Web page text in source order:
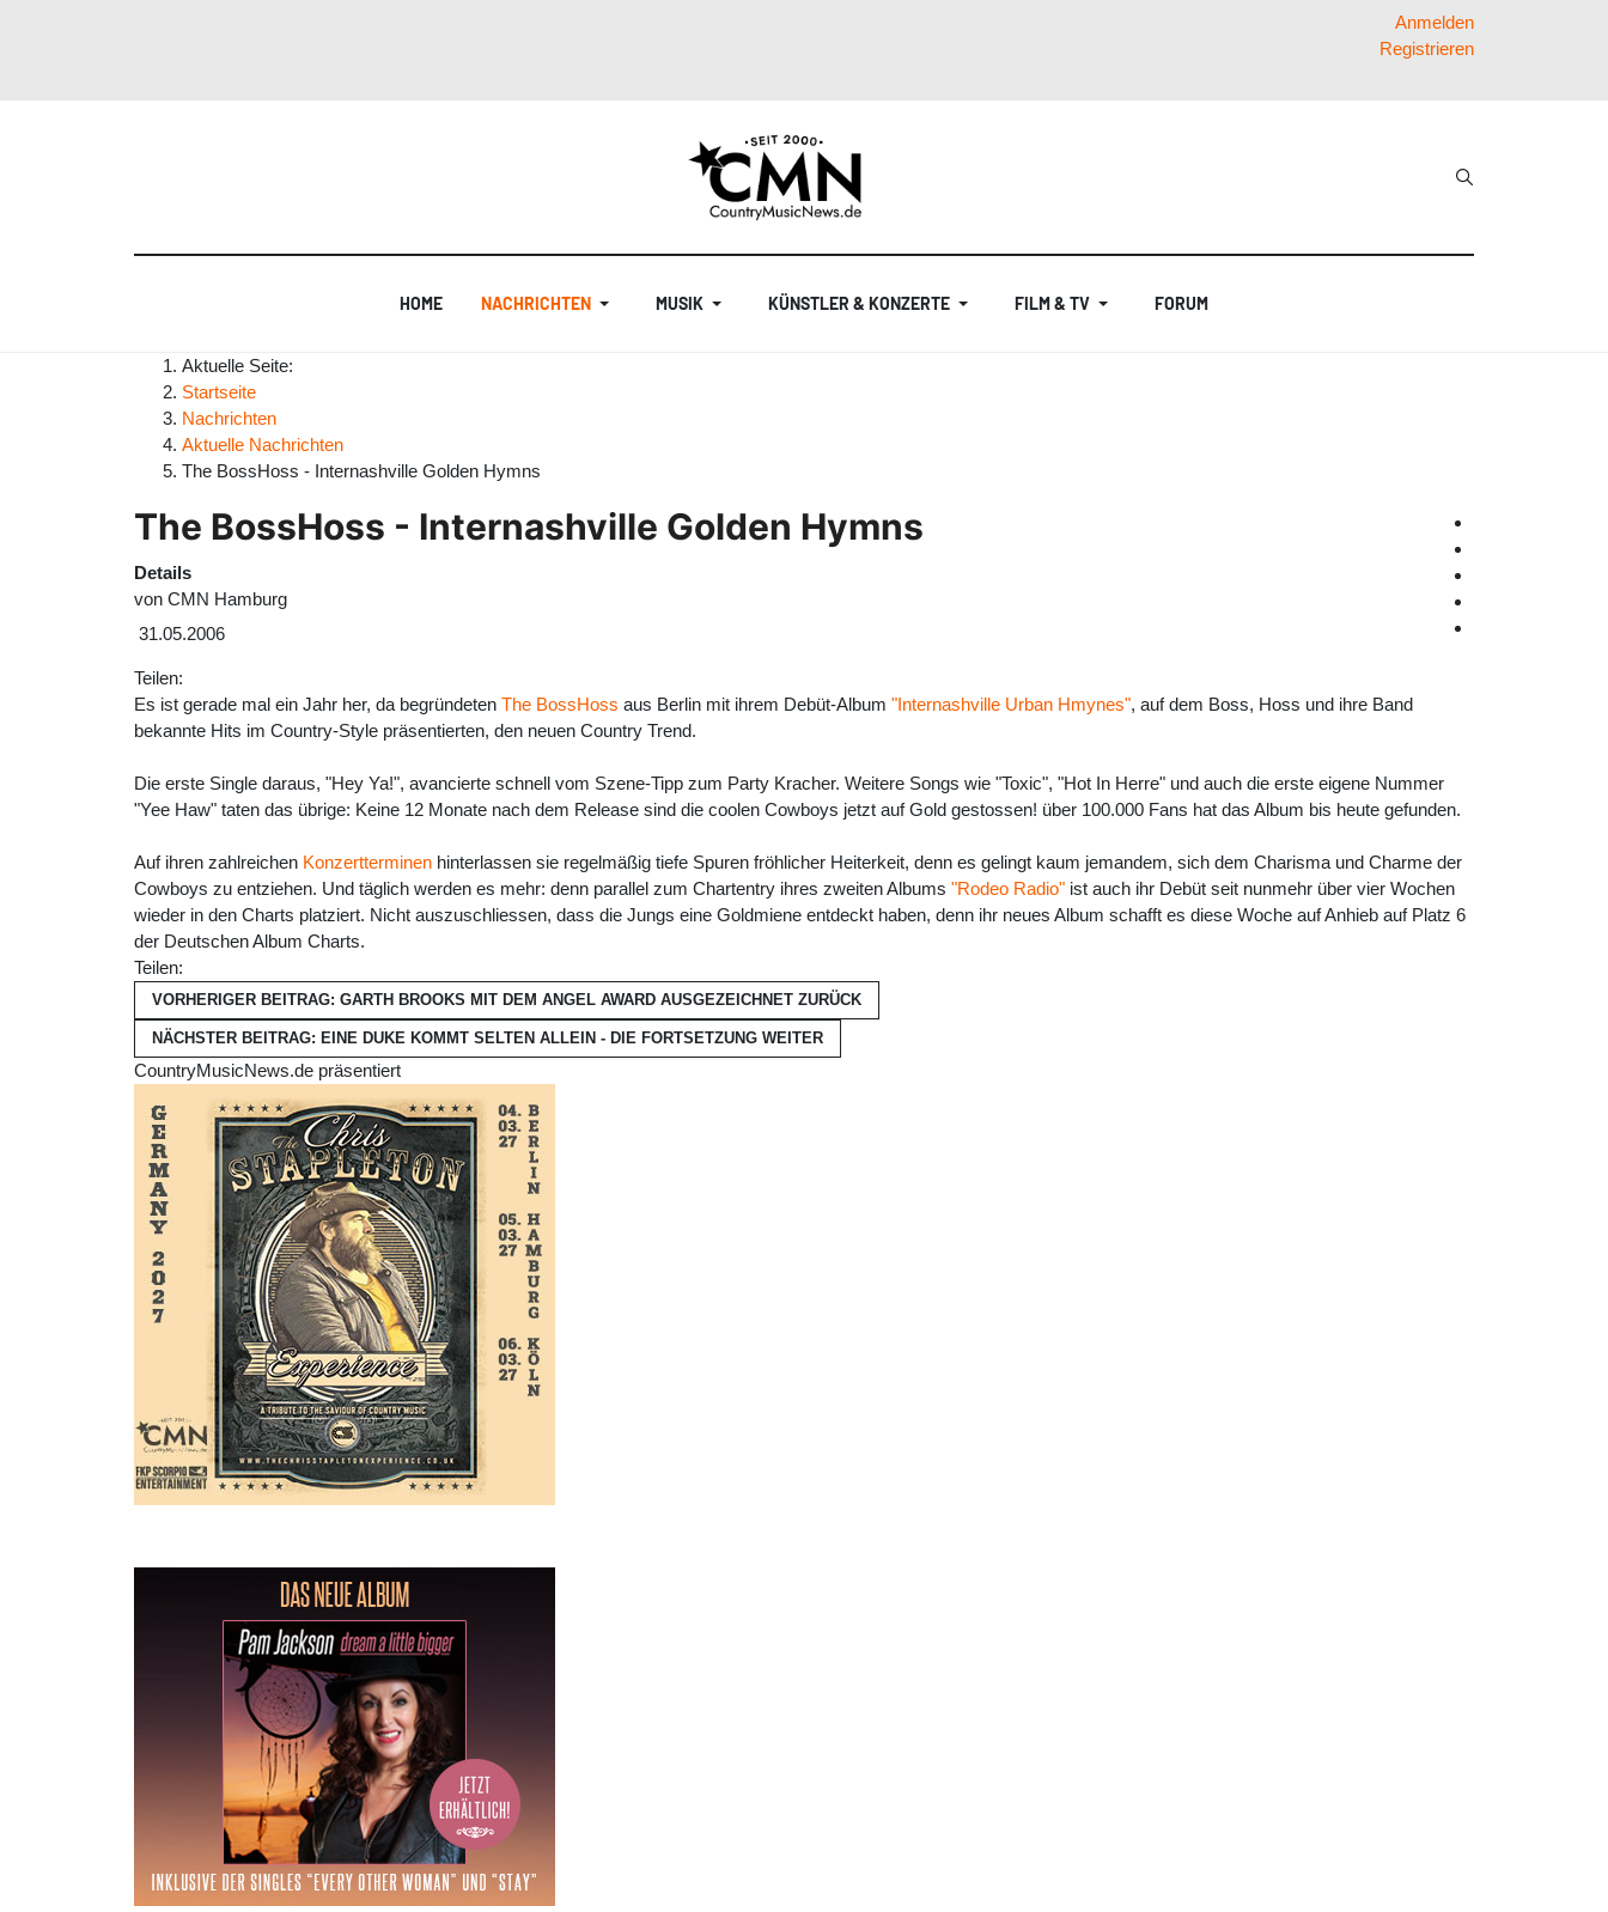
Anmelden
Registrieren
HOME NACHRICHTEN MUSIK KÜNSTLER & KONZERTE FILM & TV FORUM
Aktuelle Seite:
Startseite
Nachrichten
Aktuelle Nachrichten
The BossHoss - Internashville Golden Hymns
The BossHoss - Internashville Golden Hymns
Details
von CMN Hamburg
31.05.2006
Teilen:
Es ist gerade mal ein Jahr her, da begründeten The BossHoss aus Berlin mit ihrem Debüt-Album "Internashville Urban Hmynes", auf dem Boss, Hoss und ihre Band
bekannte Hits im Country-Style präsentierten, den neuen Country Trend.
Die erste Single daraus, "Hey Ya!", avancierte schnell vom Szene-Tipp zum Party Kracher. Weitere Songs wie "Toxic", "Hot In Herre" und auch die erste eigene Nummer
"Yee Haw" taten das übrige: Keine 12 Monate nach dem Release sind die coolen Cowboys jetzt auf Gold gestossen! über 100.000 Fans hat das Album bis heute gefunden.
Auf ihren zahlreichen Konzertterminen hinterlassen sie regelmäßig tiefe Spuren fröhlicher Heiterkeit, denn es gelingt kaum jemandem, sich dem Charisma und Charme der
Cowboys zu entziehen. Und täglich werden es mehr: denn parallel zum Chartentry ihres zweiten Albums "Rodeo Radio" ist auch ihr Debüt seit nunmehr über vier Wochen
wieder in den Charts platziert. Nicht auszuschliessen, dass die Jungs eine Goldmiene entdeckt haben, denn ihr neues Album schafft es diese Woche auf Anhieb auf Platz 6
der Deutschen Album Charts.
Teilen:
VORHERIGER BEITRAG: GARTH BROOKS MIT DEM ANGEL AWARD AUSGEZEICHNET ZURÜCK
NÄCHSTER BEITRAG: EINE DUKE KOMMT SELTEN ALLEIN - DIE FORTSETZUNG WEITER
CountryMusicNews.de präsentiert